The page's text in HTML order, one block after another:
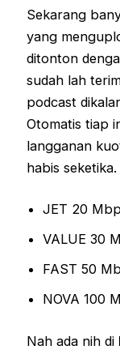
Sekarang
yang
ditonton
sudah lah
podcast
Otomatis tiap
langganan
habis seketika.
JET 20
VALUE 30
FAST 50
NOVA 100
Nah ada nih di